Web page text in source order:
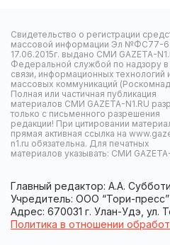
Свидетельство о регистрации
массовой информации Эл №ФС77-
17.06.2015г. выдано СМИ GAZETA-
Федеральной службой по надзору
связи, информационных технологий
массовых коммуникаций
Полная или частичная публикация
материалов СМИ GAZETA-N1.RU
только с письменного разрешения
редакции! При цитировании
прямая активная ссылка на
n1.ru обязательна. Для печатных
материалов указывать: СМИ
Главный редактор: А.А.
Учредитель: ООО “Тори-пресс”
Адрес: 670031 г. Улан-Удэ, ул.
Политика в отношении